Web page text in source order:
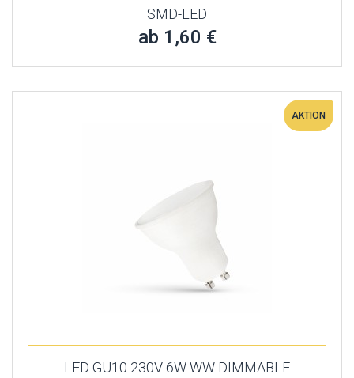
SMD-LED
ab 1,60 €
AKTION
LED GU10 230V 6W WW DIMMABLE